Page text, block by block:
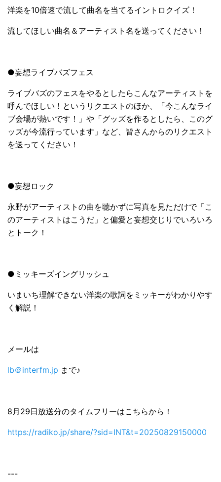
洋楽を10倍速で流して曲名を当てるイントロクイズ！
流してほしい曲名＆アーティスト名を送ってください！
●妄想ライブバズフェス
ライブバズのフェスをやるとしたらこんなアーティストを
呼んでほしい！というリクエストのほか、「今こんなライ
ブ会場が熱いです！」や「グッズを作るとしたら、このグ
ッズが今流行っています」など、皆さんからのリクエスト
を送ってください！
●妄想ロック
永野がアーティストの曲を聴かずに写真を見ただけで「こ
のアーティストはこうだ」と偏愛と妄想交じりでいろいろ
とトーク！
●ミッキーズイングリッシュ
いまいち理解できない洋楽の歌詞をミッキーがわかりやす
く解説！
メールは
lb＠interfm.jp まで♪
8月29日放送分のタイムフリーはこちらから！
https://radiko.jp/share/?sid=INT&t=20250829150000
---